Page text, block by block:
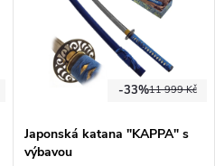
11 999 Kč
-33%
Japonská katana "KAPPA" s
výbavou